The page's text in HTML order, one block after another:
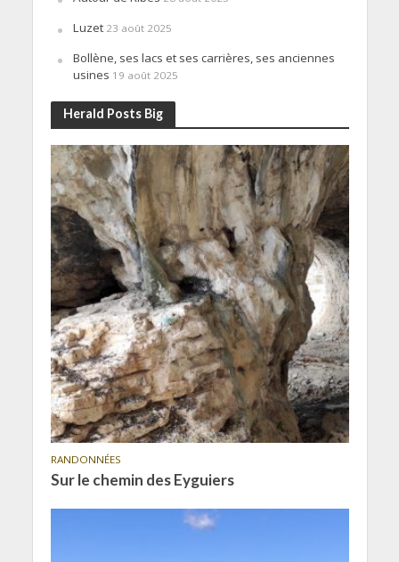
Luzet 23 août 2025
Bollène, ses lacs et ses carrières, ses anciennes
usines 19 août 2025
Herald Posts Big
RANDONNÉES
Sur le chemin des Eyguiers